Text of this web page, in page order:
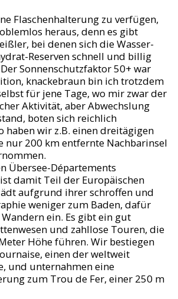
Flaschenhalterung zu verfügen,
heraus, denn es gibt
bei denen sich die Wasser-
Reserven schnell und billig
Sonnenschutzfaktor 50+ war
knackebraun bin ich trotzdem
für jene Tage, wo mir zwar der
Aktivität, aber Abwechslung
boten sich reichlich
haben wir z.B. einen dreitägigen
nur 200 km entfernte Nachbarinsel
Übersee-Départements
damit Teil der Europäischen
aufgrund ihrer schroffen und
weniger zum Baden, dafür
ein. Es gibt ein gut
und zahllose Touren, die
Höhe führen. Wir bestiegen
einen der weltweit
und unternahmen eine
zum Trou de Fer, einer 250 m